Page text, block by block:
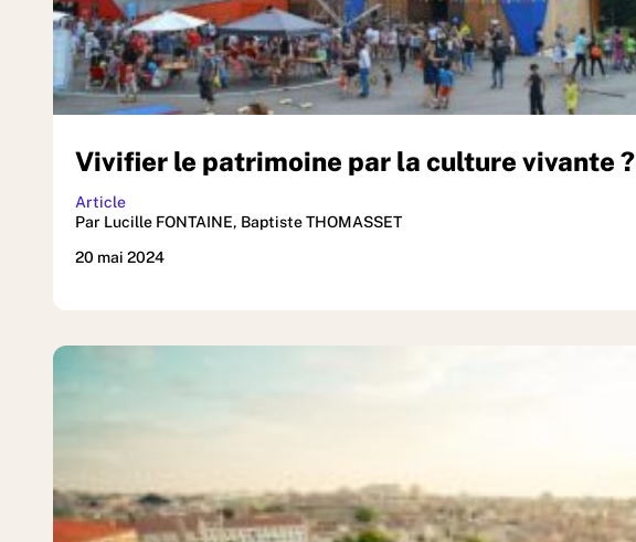
Vivifier le patrimoine par la culture vivante ?
Article
Par Lucille FONTAINE, Baptiste THOMASSET
20 mai 2024